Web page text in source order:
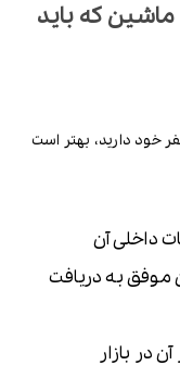
که باید
خود دارید، بهتر است
داخلی آن
موفق به دریافت
در بازار